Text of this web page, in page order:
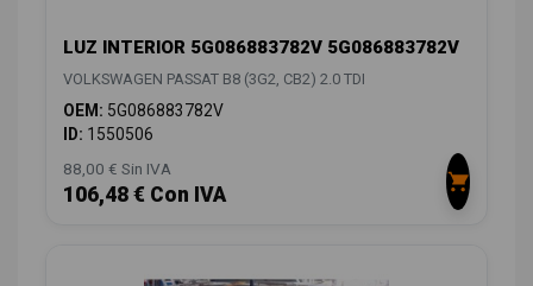
LUZ INTERIOR 5G086883782V 5G086883782V
VOLKSWAGEN PASSAT B8 (3G2, CB2) 2.0 TDI
OEM: 5G086883782V
ID: 1550506
88,00 € Sin IVA
106,48 € Con IVA